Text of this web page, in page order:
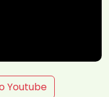
Youtube